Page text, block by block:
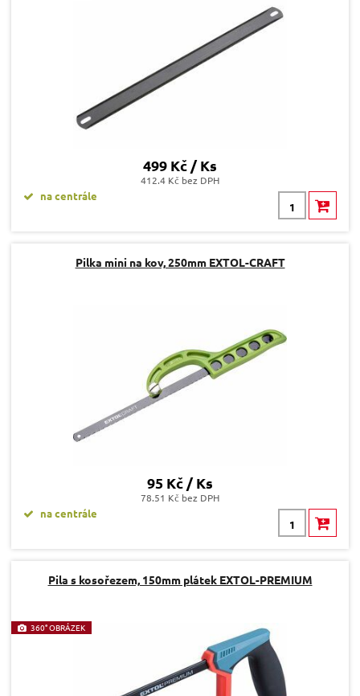
499 Kč / Ks
412.4 Kč bez DPH
na centrále
Pilka mini na kov, 250mm EXTOL-CRAFT
95 Kč / Ks
78.51 Kč bez DPH
na centrále
Pila s kosořezem, 150mm plátek EXTOL-PREMIUM
360° OBRÁZEK